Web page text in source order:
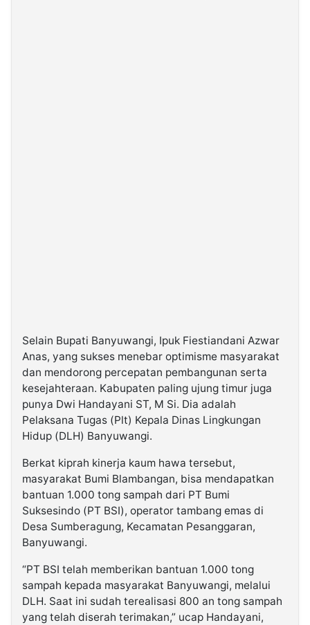
Selain Bupati Banyuwangi, Ipuk Fiestiandani Azwar
Anas, yang sukses menebar optimisme masyarakat
dan mendorong percepatan pembangunan serta
kesejahteraan. Kabupaten paling ujung timur juga
punya Dwi Handayani ST, M Si. Dia adalah
Pelaksana Tugas (Plt) Kepala Dinas Lingkungan
Hidup (DLH) Banyuwangi.
Berkat kiprah kinerja kaum hawa tersebut,
masyarakat Bumi Blambangan, bisa mendapatkan
bantuan 1.000 tong sampah dari PT Bumi
Suksesindo (PT BSI), operator tambang emas di
Desa Sumberagung, Kecamatan Pesanggaran,
Banyuwangi.
“PT BSI telah memberikan bantuan 1.000 tong
sampah kepada masyarakat Banyuwangi, melalui
DLH. Saat ini sudah terealisasi 800 an tong sampah
yang telah diserah terimakan,” ucap Handayani,